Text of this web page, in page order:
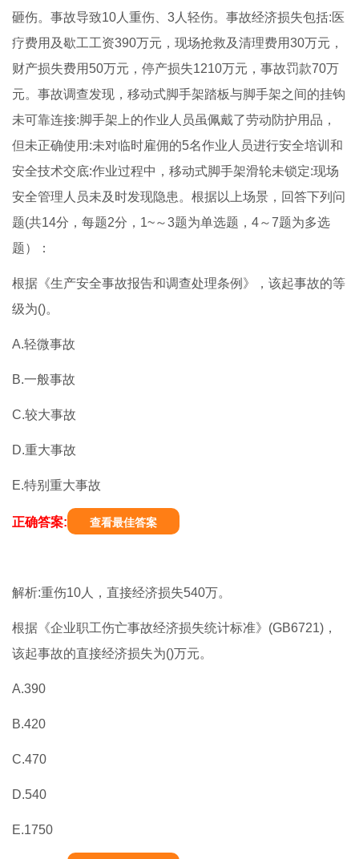
砸伤。事故导致10人重伤、3人轻伤。事故经济损失包括:医
疗费用及歇工工资390万元，现场抢救及清理费用30万元，
财产损失费用50万元，停产损失1210万元，事故罚款70万
元。事故调查发现，移动式脚手架踏板与脚手架之间的挂钩
未可靠连接:脚手架上的作业人员虽佩戴了劳动防护用品，
但未正确使用:未对临时雇佣的5名作业人员进行安全培训和
安全技术交底:作业过程中，移动式脚手架滑轮未锁定:现场
安全管理人员未及时发现隐患。根据以上场景，回答下列问
题(共14分，每题2分，1~～3题为单选题，4～7题为多选
题）：
根据《生产安全事故报告和调查处理条例》，该起事故的等
级为()。
A.轻微事故
B.一般事故
C.较大事故
D.重大事故
E.特别重大事故
正确答案: 查看最佳答案
解析:重伤10人，直接经济损失540万。
根据《企业职工伤亡事故经济损失统计标准》(GB6721)，
该起事故的直接经济损失为()万元。
A.390
B.420
C.470
D.540
E.1750